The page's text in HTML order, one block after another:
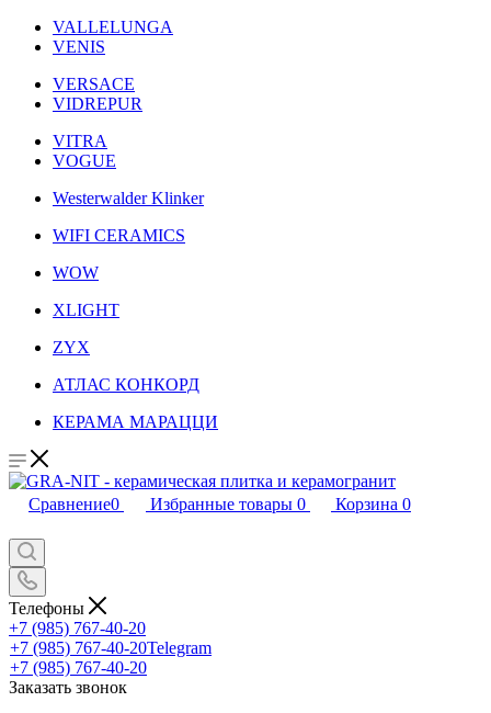
VALLELUNGA
VENIS
VERSACE
VIDREPUR
VITRA
VOGUE
Westerwalder Klinker
WIFI CERAMICS
WOW
XLIGHT
ZYX
АТЛАС КОНКОРД
КЕРАМА МАРАЦЦИ
Сравнение0 Избранные товары 0 Корзина 0
Телефоны
+7 (985) 767-40-20
+7 (985) 767-40-20Telegram
+7 (985) 767-40-20
Заказать звонок